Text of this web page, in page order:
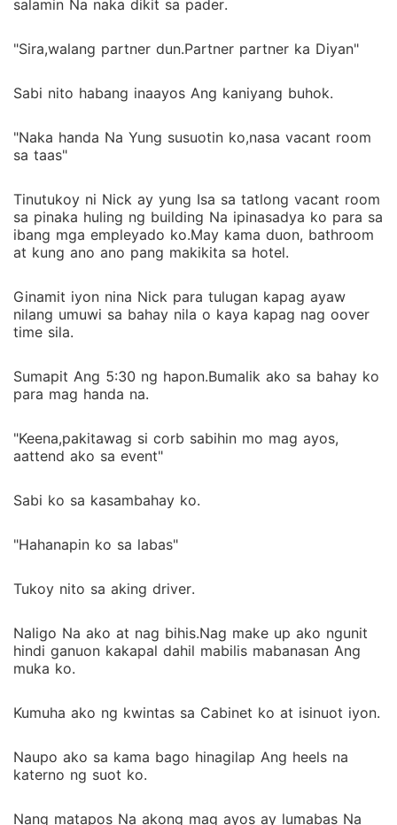
salamin Na naka dikit sa pader.
"Sira,walang partner dun.Partner partner ka Diyan"
Sabi nito habang inaayos Ang kaniyang buhok.
"Naka handa Na Yung susuotin ko,nasa vacant room
sa taas"
Tinutukoy ni Nick ay yung Isa sa tatlong vacant room
sa pinaka huling ng building Na ipinasadya ko para sa
ibang mga empleyado ko.May kama duon, bathroom
at kung ano ano pang makikita sa hotel.
Ginamit iyon nina Nick para tulugan kapag ayaw
nilang umuwi sa bahay nila o kaya kapag nag oover
time sila.
Sumapit Ang 5:30 ng hapon.Bumalik ako sa bahay ko
para mag handa na.
"Keena,pakitawag si corb sabihin mo mag ayos,
aattend ako sa event"
Sabi ko sa kasambahay ko.
"Hahanapin ko sa labas"
Tukoy nito sa aking driver.
Naligo Na ako at nag bihis.Nag make up ako ngunit
hindi ganuon kakapal dahil mabilis mabanasan Ang
muka ko.
Kumuha ako ng kwintas sa Cabinet ko at isinuot iyon.
Naupo ako sa kama bago hinagilap Ang heels na
katerno ng suot ko.
Nang matapos Na akong mag ayos ay lumabas Na